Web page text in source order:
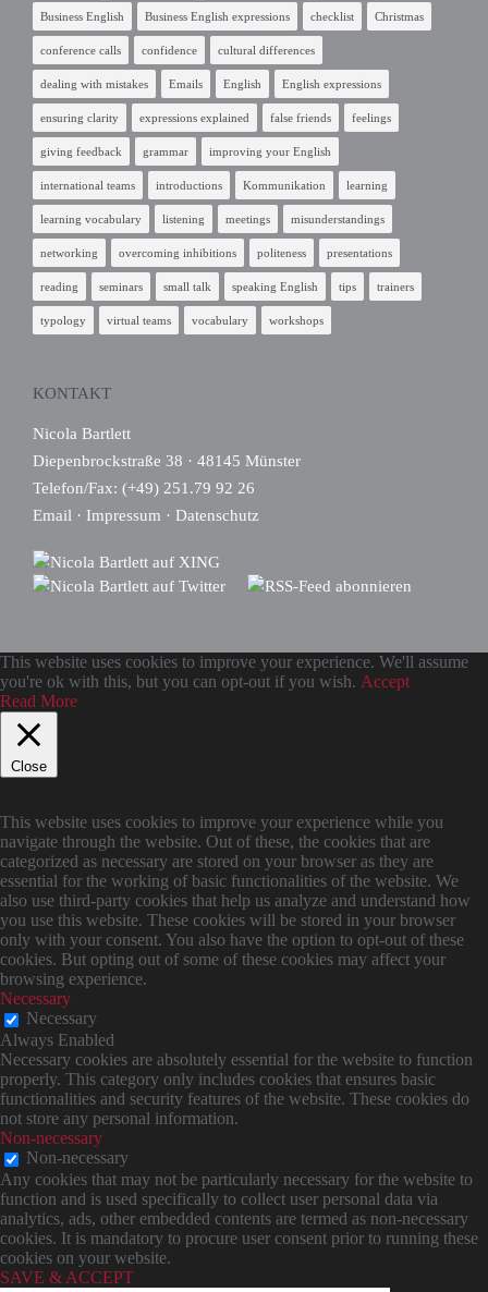
Business English Business English expressions checklist Christmas
conference calls confidence cultural differences
dealing with mistakes Emails English English expressions
ensuring clarity expressions explained false friends feelings
giving feedback grammar improving your English
international teams introductions Kommunikation learning
learning vocabulary listening meetings misunderstandings
networking overcoming inhibitions politeness presentations
reading seminars small talk speaking English tips trainers
typology virtual teams vocabulary workshops
KONTAKT
Nicola Bartlett
Diepenbrockstraße 38 · 48145 Münster
Telefon/Fax: (+49) 251.79 92 26
Email · Impressum · Datenschutz
This website uses cookies to improve your experience. We'll assume
you're ok with this, but you can opt-out if you wish. Accept
Read More
Close
This website uses cookies to improve your experience while you
navigate through the website. Out of these, the cookies that are
categorized as necessary are stored on your browser as they are
essential for the working of basic functionalities of the website. We
also use third-party cookies that help us analyze and understand how
you use this website. These cookies will be stored in your browser
only with your consent. You also have the option to opt-out of these
cookies. But opting out of some of these cookies may affect your
browsing experience.
Necessary
Necessary
Always Enabled
Necessary cookies are absolutely essential for the website to function
properly. This category only includes cookies that ensures basic
functionalities and security features of the website. These cookies do
not store any personal information.
Non-necessary
Non-necessary
Any cookies that may not be particularly necessary for the website to
function and is used specifically to collect user personal data via
analytics, ads, other embedded contents are termed as non-necessary
cookies. It is mandatory to procure user consent prior to running these
cookies on your website.
SAVE & ACCEPT